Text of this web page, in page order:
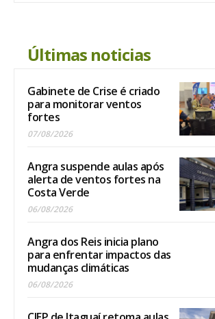
Últimas noticias
Gabinete de Crise é criado
para monitorar ventos
fortes
07/08/2026
Angra suspende aulas após
alerta de ventos fortes na
Costa Verde
06/08/2026
Angra dos Reis inicia plano
para enfrentar impactos das
mudanças climáticas
06/08/2026